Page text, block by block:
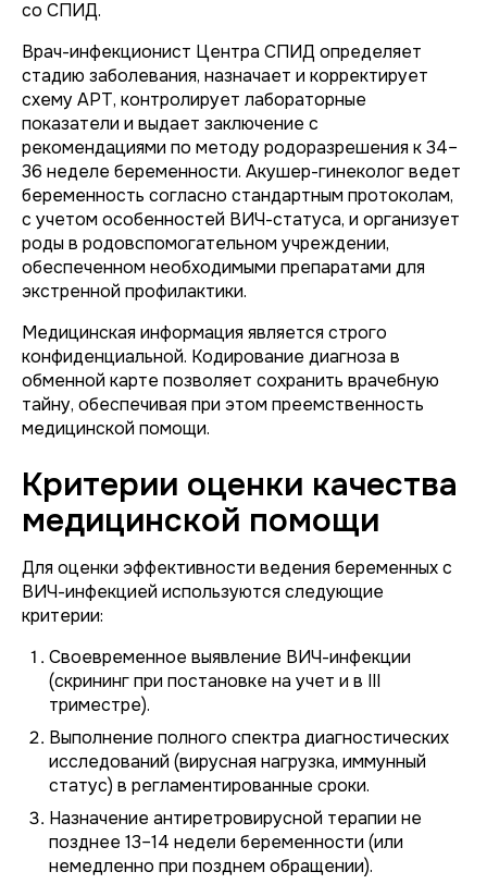
со СПИД.
Врач-инфекционист Центра СПИД определяет
стадию заболевания, назначает и корректирует
схему АРТ, контролирует лабораторные
показатели и выдает заключение с
рекомендациями по методу родоразрешения к 34–
36 неделе беременности. Акушер-гинеколог ведет
беременность согласно стандартным протоколам,
с учетом особенностей ВИЧ-статуса, и организует
роды в родовспомогательном учреждении,
обеспеченном необходимыми препаратами для
экстренной профилактики.
Медицинская информация является строго
конфиденциальной. Кодирование диагноза в
обменной карте позволяет сохранить врачебную
тайну, обеспечивая при этом преемственность
медицинской помощи.
Критерии оценки качества
медицинской помощи
Для оценки эффективности ведения беременных с
ВИЧ-инфекцией используются следующие
критерии:
Своевременное выявление ВИЧ-инфекции
(скрининг при постановке на учет и в III
триместре).
Выполнение полного спектра диагностических
исследований (вирусная нагрузка, иммунный
статус) в регламентированные сроки.
Назначение антиретровирусной терапии не
позднее 13–14 недели беременности (или
немедленно при позднем обращении).